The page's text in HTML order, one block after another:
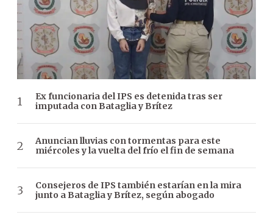
Ex funcionaria del IPS es detenida tras ser
imputada con Bataglia y Brítez
Anuncian lluvias con tormentas para este
miércoles y la vuelta del frío el fin de semana
Consejeros de IPS también estarían en la mira
junto a Bataglia y Brítez, según abogado